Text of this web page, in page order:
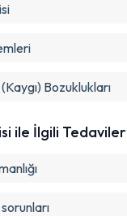
Bozuklukları
ile İlgili Tedaviler